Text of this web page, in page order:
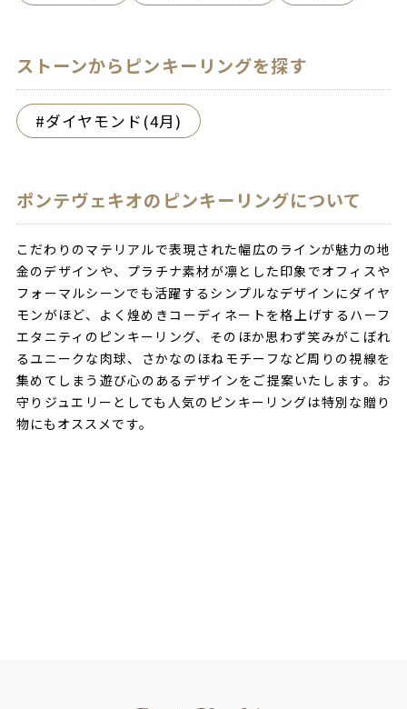
ストーンからピンキーリングを探す
ダイヤモンド(4月)
ポンテヴェキオのピンキーリングについて
こだわりのマテリアルで表現された幅広のラインが魅力の地
金のデザインや、プラチナ素材が凛とした印象でオフィスや
フォーマルシーンでも活躍するシンプルなデザインにダイヤ
モンがほど、よく煌めきコーディネートを格上げするハーフ
エタニティのピンキーリング、そのほか思わず笑みがこぼれ
るユニークな肉球、さかなのほねモチーフなど周りの視線を
集めてしまう遊び心のあるデザインをご提案いたします。お
守りジュエリーとしても人気のピンキーリングは特別な贈り
物にもオススメです。